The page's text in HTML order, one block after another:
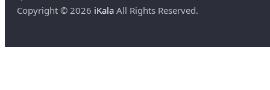
Copyright © 2026 iKala All Rights Reserved.